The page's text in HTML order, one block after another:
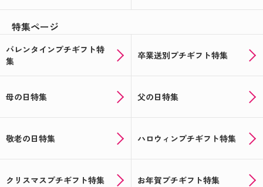
特集ページ
バレンタインプチギフト特
集
卒業送別プチギフト特集
母の日特集 父の日特集
敬老の日特集 ハロウィンプチギフト特集
クリスマスプチギフト特集 お年賀プチギフト特集